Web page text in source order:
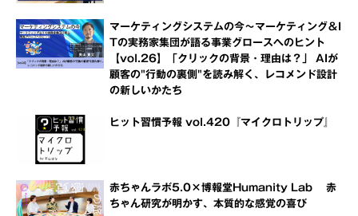
マーケティングシステムの今～マーケティング＆I
Tの実務家集団が語る事業グロースへのヒント
【vol.26】「クリックの背景・理由は？」 AIが
顧客の"行動の裏側"を読み解く、レコメンド設計
の新しいかたち
ヒット習慣予報 vol.420『マイクロトリップ』
赤ちゃんラボ5.0×博報堂Humanity Lab 赤
ちゃん研究が明かす、本質的な感覚の喜び